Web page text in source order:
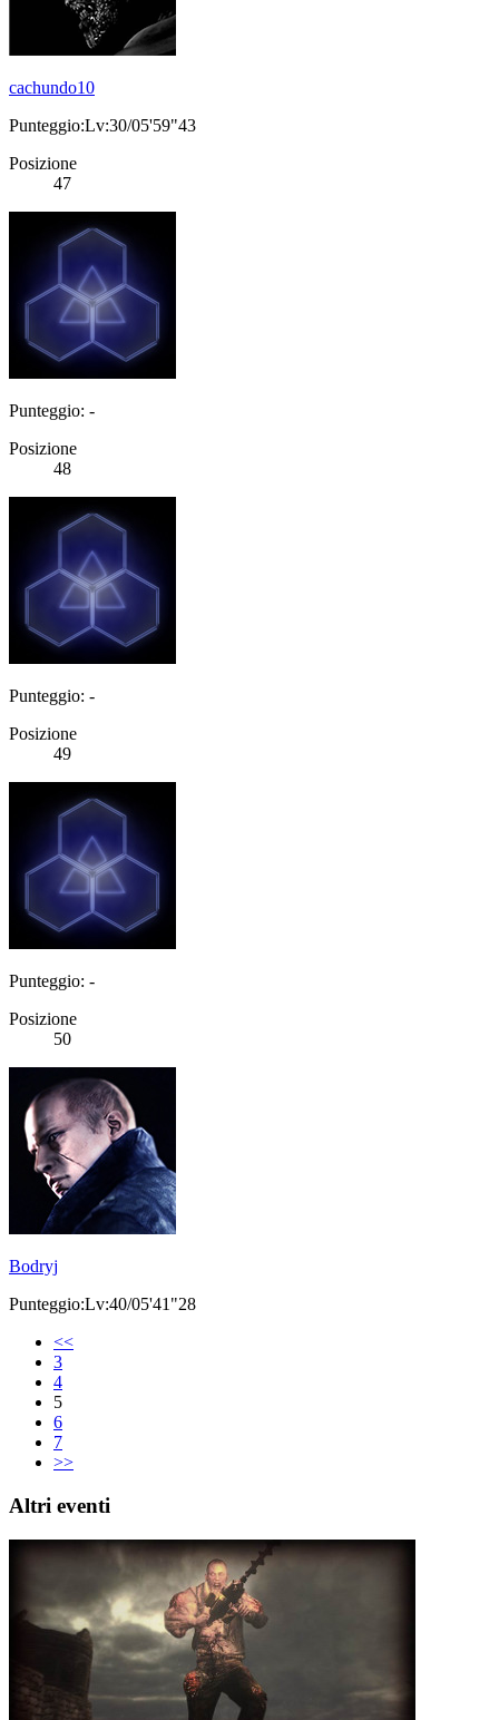
cachundo10
Punteggio:Lv:30/05'59"43
Posizione
47
Punteggio: -
Posizione
48
Punteggio: -
Posizione
49
Punteggio: -
Posizione
50
Bodryj
Punteggio:Lv:40/05'41"28
<<
3
4
5
6
7
>>
Altri eventi